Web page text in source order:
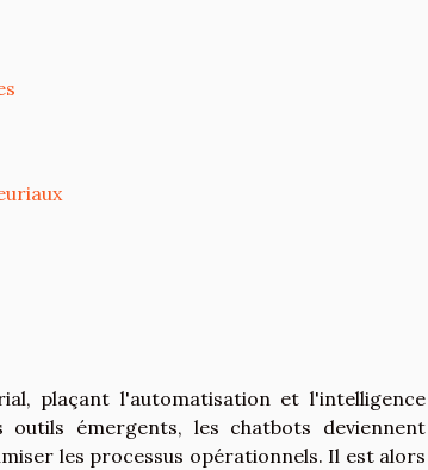
plaçant l'automatisation et l'intelligence
émergents, les chatbots deviennent
les processus opérationnels. Il est alors